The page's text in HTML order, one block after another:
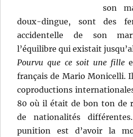
son
doux-dingue, sont des
accidentelle de son
l’équilibre qui existait
Pourvu que ce soit une fille
français de Mario Monicelli.
coproductions
80 où il était de bon ton de
de nationalités différentes.
punition est d’avoir la